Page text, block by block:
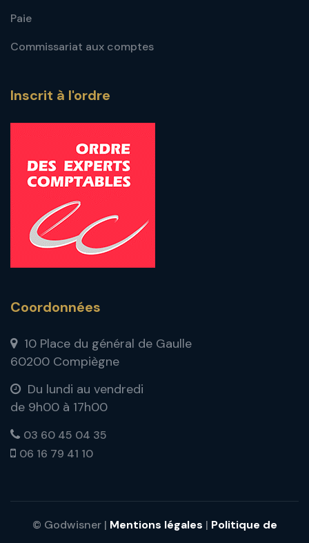
Paie
Commissariat aux comptes
Inscrit à l'ordre
Coordonnées
10 Place du général de Gaulle
60200 Compiègne
Du lundi au vendredi
de 9h00 à 17h00
03 60 45 04 35
06 16 79 41 10
© Godwisner | Mentions légales | Politique de